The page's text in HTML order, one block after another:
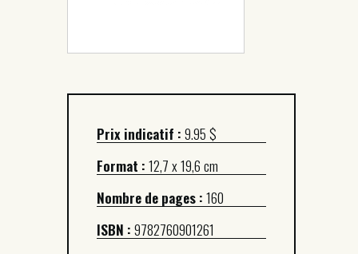
Prix indicatif :9.95 $
Format :12,7 x 19,6 cm
Nombre de pages :160
ISBN :9782760901261